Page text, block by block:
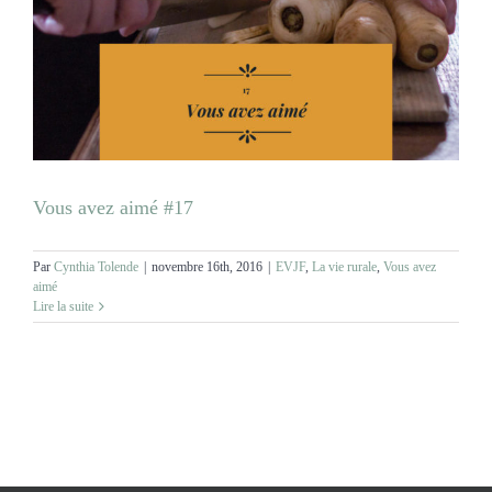
NOS ACTIVITES
CONTACT
Vous avez aimé #17
Par Cynthia Tolende | novembre 16th, 2016 | EVJF, La vie rurale Vous avez
aimé
Lire la suite